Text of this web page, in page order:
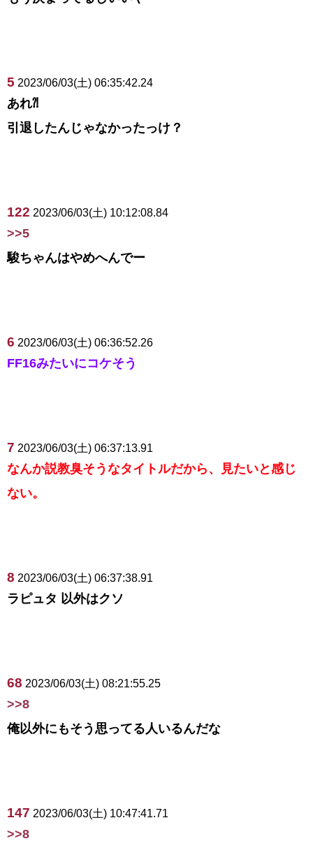
5 2023/06/03(土) 06:35:42.24
あれ⁈
引退したんじゃなかったっけ？
122 2023/06/03(土) 10:12:08.84
>>5
駿ちゃんはやめへんでー
6 2023/06/03(土) 06:36:52.26
FF16みたいにコケそう
7 2023/06/03(土) 06:37:13.91
なんか説教臭そうなタイトルだから、見たいと感じ
ない。
8 2023/06/03(土) 06:37:38.91
ラピュタ 以外はクソ
68 2023/06/03(土) 08:21:55.25
>>8
俺以外にもそう思ってる人いるんだな
147 2023/06/03(土) 10:47:41.71
>>8